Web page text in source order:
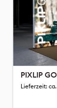
PIXLIP
Lieferzeit: